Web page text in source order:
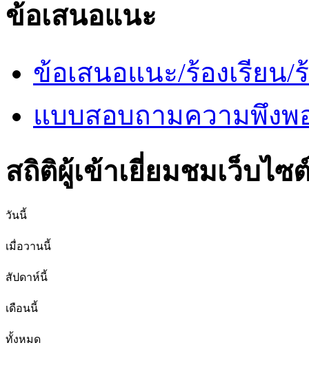
ข้อเสนอแนะ
ข้อเสนอแนะ/ร้องเรียน/
แบบสอบถามความพึงพ
สถิติผู้เข้าเยี่ยมชมเว็บไซ
วันนี้
เมื่อวานนี้
สัปดาห์นี้
เดือนนี้
ทั้งหมด